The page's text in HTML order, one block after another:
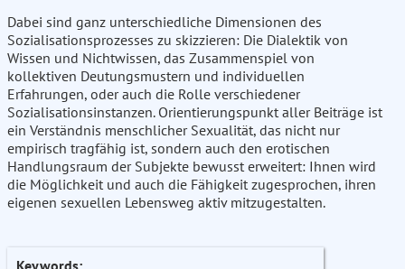
Dabei sind ganz unterschiedliche Dimensionen des
Sozialisationsprozesses zu skizzieren: Die Dialektik von
Wissen und Nichtwissen, das Zusammenspiel von
kollektiven Deutungsmustern und individuellen
Erfahrungen, oder auch die Rolle verschiedener
Sozialisationsinstanzen. Orientierungspunkt aller Beiträge ist
ein Verständnis menschlicher Sexualität, das nicht nur
empirisch tragfähig ist, sondern auch den erotischen
Handlungsraum der Subjekte bewusst erweitert: Ihnen wird
die Möglichkeit und auch die Fähigkeit zugesprochen, ihren
eigenen sexuellen Lebensweg aktiv mitzugestalten.